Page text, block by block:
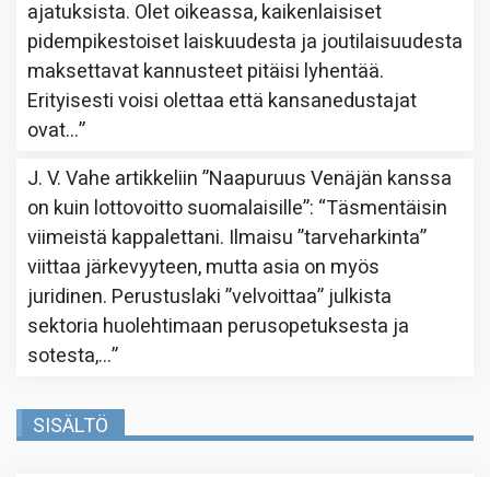
ajatuksista. Olet oikeassa, kaikenlaisiset
pidempikestoiset laiskuudesta ja joutilaisuudesta
maksettavat kannusteet pitäisi lyhentää.
Erityisesti voisi olettaa että kansanedustajat
ovat…”
J. V. Vahe artikkeliin”Naapuruus Venäjän kanssa
on kuin lottovoitto suomalaisille”: “Täsmentäisin
viimeistä kappalettani. Ilmaisu ”tarveharkinta”
viittaa järkevyyteen, mutta asia on myös
juridinen. Perustuslaki ”velvoittaa” julkista
sektoria huolehtimaan perusopetuksesta ja
sotesta,…”
SISÄLTÖ